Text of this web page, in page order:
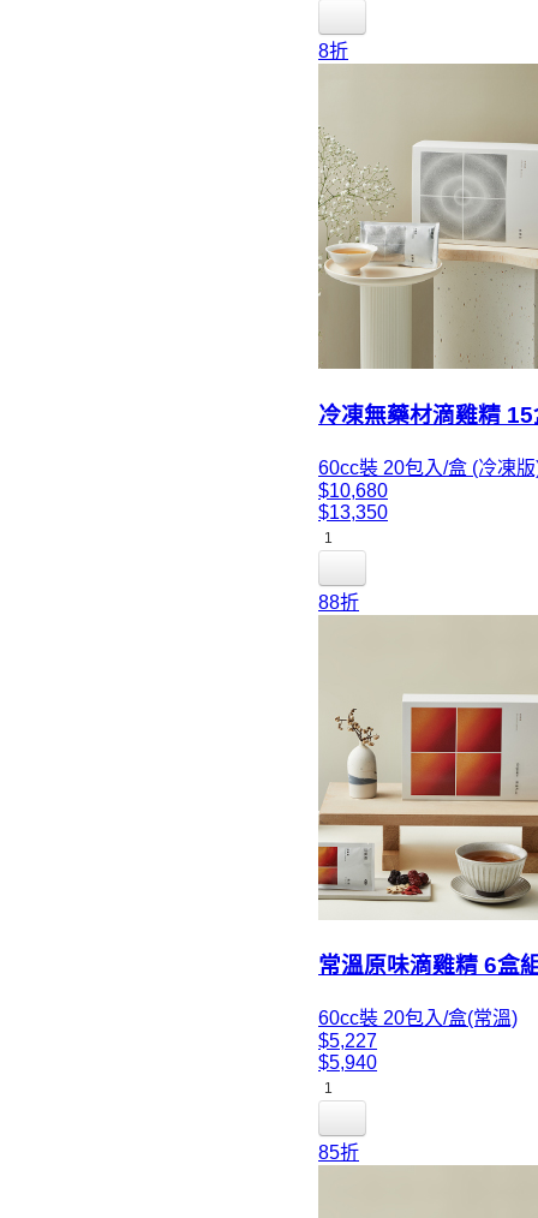
8折
冷凍無藥材滴雞精
60cc裝 20包入/盒 (冷凍
$10,680
$13,350
1
88折
常溫原味滴雞精 6盒
60cc裝 20包入/盒(常溫)
$5,227
$5,940
1
85折